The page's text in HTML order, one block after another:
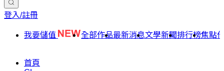
登入/註冊
我要儲值 全部作品最新消息文學新聞排行榜焦點
首頁